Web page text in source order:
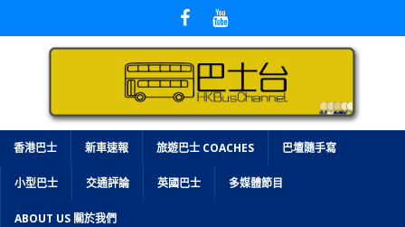
香港巴士 新車速報 旅遊巴士 COACHES 巴壇隨手寫
小型巴士 交通評論 英國巴士 多媒體節目
ABOUT US 關於我們